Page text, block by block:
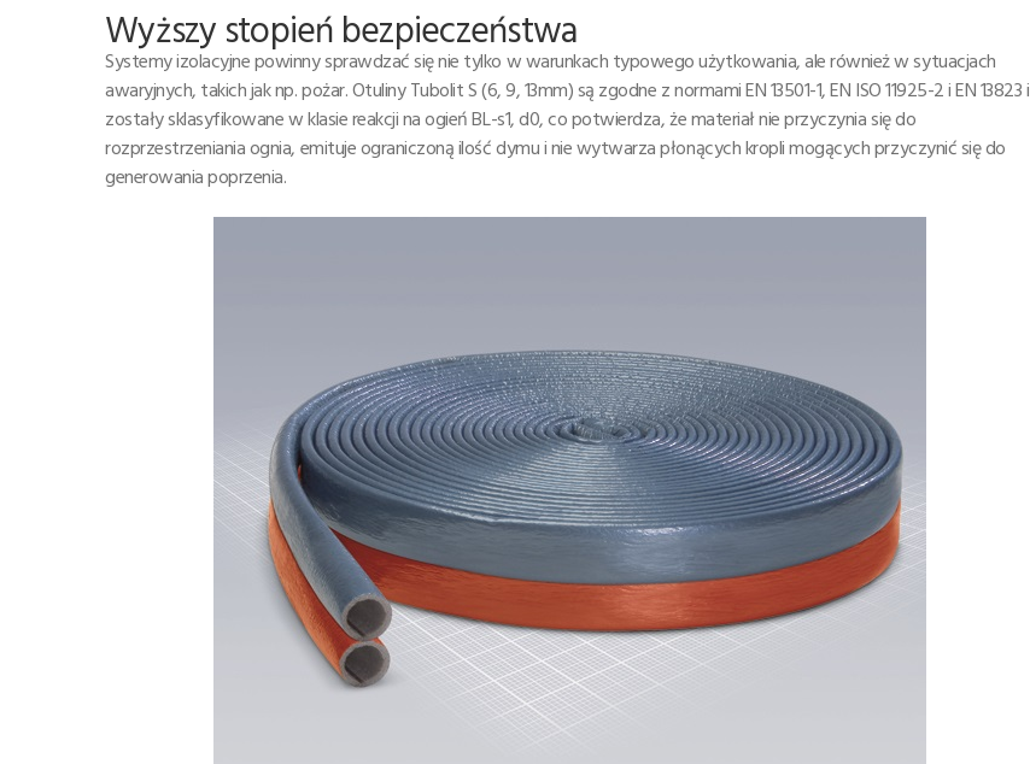
Wyższy stopień bezpieczeństwa
Systemy izolacyjne powinny sprawdzać się nie tylko w warunkach typowego użytkowania, ale również w sytuacjach
awaryjnych, takich jak np. pożar. Otuliny Tubolit S (6, 9, 13mm) są zgodne z normami EN 13501-1, EN ISO 11925-2 i EN 13823 i
zostały sklasyfikowane w klasie reakcji na ogień BL-s1, d0, co potwierdza, że ​​materiał nie przyczynia się do
rozprzestrzeniania ognia, emituje ograniczoną ilość dymu i nie wytwarza płonących kropli mogących przyczynić się do
generowania poprzenia.